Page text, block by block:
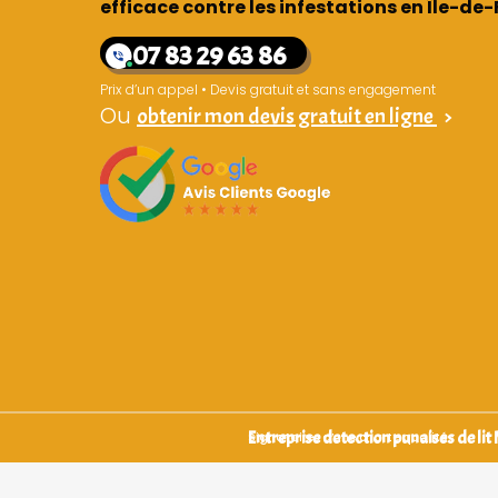
efficace contre les infestations en Île-de-
07 83 29 63 86
Prix d’un appel • Devis gratuit et sans engagement
Ou obtenir mon devis gratuit en ligne >
Entreprise detection punaises de lit
Signataires d’une charte qualité